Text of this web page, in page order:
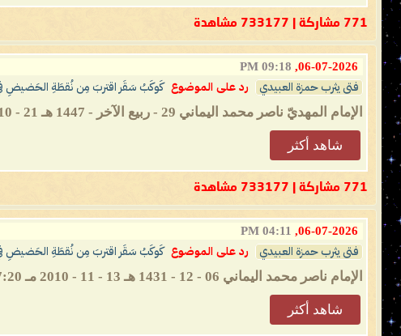
771 مشاركة | 733177 مشاهدة
06-07-2026,
09:18 PM
فتى يثرب حمزة العبيدي رد على الموضوع كَوكَبُ سَقَر اقتربَ مِن نُقطَةِ الحَضيضِ في
الإمام المهديّ ناصر محمد اليماني 29 - ربيع الآخر - 1447 هـ 21 - 10 - 2025 مـ 03:16 صباحًا (بحسب التقويم الرسمي لأمّ القرى) ...
شاهد أكثر
771 مشاركة | 733177 مشاهدة
06-07-2026,
04:11 PM
فتى يثرب حمزة العبيدي رد على الموضوع كَوكَبُ سَقَر اقتربَ مِن نُقطَةِ الحَضيضِ في
الإمام ناصر محمد اليماني 06 - 12 - 1431 هـ 13 - 11 - 2010 مـ 07:20 صـباحاً ــــــــــــــــــــ المهديّ المنتظَر يدعو إلى السلام العالمي...
شاهد أكثر